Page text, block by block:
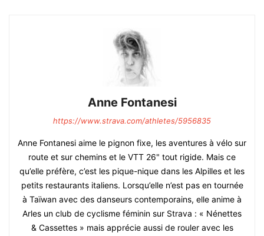
Anne Fontanesi
https://www.strava.com/athletes/5956835
Anne Fontanesi aime le pignon fixe, les aventures à vélo sur
route et sur chemins et le VTT 26" tout rigide. Mais ce
qu’elle préfère, c’est les pique-nique dans les Alpilles et les
petits restaurants italiens. Lorsqu’elle n’est pas en tournée
à Taïwan avec des danseurs contemporains, elle anime à
Arles un club de cyclisme féminin sur Strava : « Nénettes
& Cassettes » mais apprécie aussi de rouler avec les